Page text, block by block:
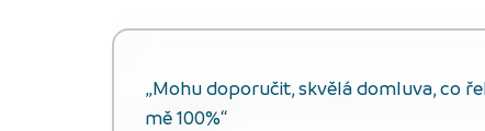
„Mohu doporučit, skvělá domluva, co
mě 100%“